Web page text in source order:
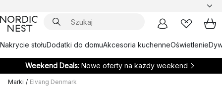
Nakrycie stołuDodatki do domuAkcesoria kuchenneOświetlenie
Weekend Deals: Nowe oferty na każdy weekend
Marki / Elvang Denmark